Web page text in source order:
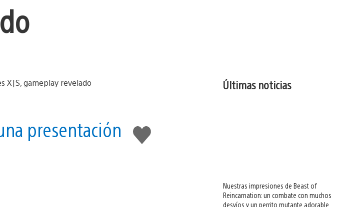
Me
gusta
esto
presentación
Últimas noticias
Nuestras impresiones de Beast of
Reincarnation: un combate con muchos
desvíos y un perrito mutante adorable